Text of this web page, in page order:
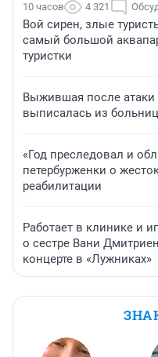
10 часов 4 321
Вой сирен, злые
самый большой
туристки
Выжившая после атаки
выписалась из
«Год преследовал и
петербурженки о
реабилитации
Работает в клинике и
о сестре Вани
концерте в «Лужниках»